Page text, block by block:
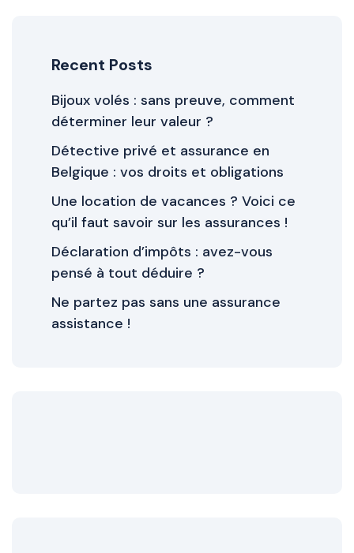
Recent Posts
Bijoux volés : sans preuve, comment
déterminer leur valeur ?
Détective privé et assurance en
Belgique : vos droits et obligations
Une location de vacances ? Voici ce
qu’il faut savoir sur les assurances !
Déclaration d’impôts : avez-vous
pensé à tout déduire ?
Ne partez pas sans une assurance
assistance !